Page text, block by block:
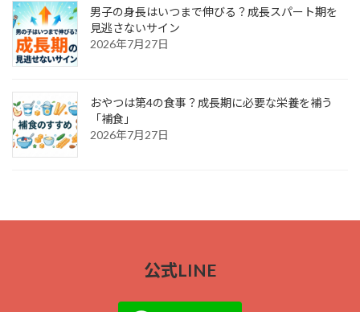
男子の身長はいつまで伸びる？成長スパート期を
見逃さないサイン
2026年7月27日
おやつは第4の食事？成長期に必要な栄養を補う
「補食」
2026年7月27日
公式LINE